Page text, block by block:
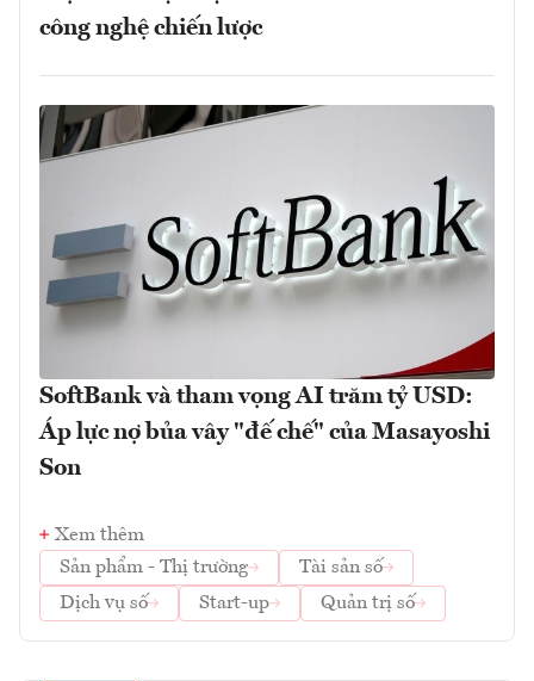
công nghệ chiến lược
SoftBank và tham vọng AI trăm tỷ USD:
Áp lực nợ bủa vây "đế chế" của Masayoshi
Son
Xem thêm
Sản phẩm - Thị trường
Tài sản số
Dịch vụ số
Start-up Quản trị số